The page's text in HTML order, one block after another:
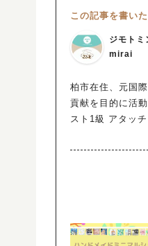
この記事を書い
ジモトミ
mirai
柏市在住、元国
貢献を目的に活
スト1級 アタッ